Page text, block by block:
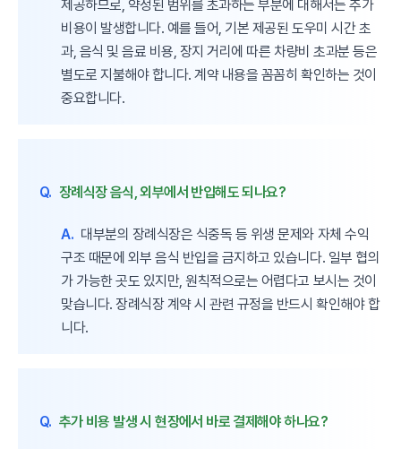
제공하므로, 약정된 범위를 초과하는 부분에 대해서는 추가
비용이 발생합니다. 예를 들어, 기본 제공된 도우미 시간 초
과, 음식 및 음료 비용, 장지 거리에 따른 차량비 초과분 등은
별도로 지불해야 합니다. 계약 내용을 꼼꼼히 확인하는 것이
중요합니다.
Q. 장례식장 음식, 외부에서 반입해도 되나요?
A. 대부분의 장례식장은 식중독 등 위생 문제와 자체 수익
구조 때문에 외부 음식 반입을 금지하고 있습니다. 일부 협의
가 가능한 곳도 있지만, 원칙적으로는 어렵다고 보시는 것이
맞습니다. 장례식장 계약 시 관련 규정을 반드시 확인해야 합
니다.
Q. 추가 비용 발생 시 현장에서 바로 결제해야 하나요?